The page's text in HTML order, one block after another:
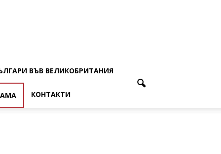
ВЪВ ВЕЛИКОБРИТАНИЯ
КОНТАКТИ